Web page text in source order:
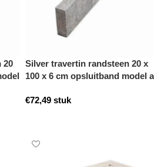
20
Silver travertin randsteen 20 x
100 x 6 cm opsluitband model a
€72,49 stuk